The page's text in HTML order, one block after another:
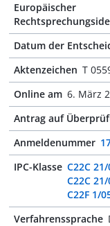
Europäischer
Datum der
Aktenzeichen T
Online am 6. März
Antrag auf
Anmeldenummer
IPC-Klasse C22C
C22C
C22F 1/
Verfahrenssprache